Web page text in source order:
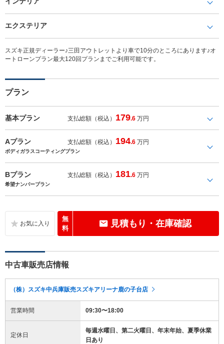
エクステリア
スズキ正規ディーラー♪三田アウトレットより車で10分のところにあります♪オ
ートローンプラン最大120回プランまでご利用可能です。
プラン
基本プラン 支払総額（税込） 179.6 万円
Aプラン 支払総額（税込） 194.6 万円
ボディガラスコーティングプラン
Bプラン 支払総額（税込） 181.6 万円
希望ナンバープラン
無
料
見積もり・在庫確認
中古車販売店情報
（株）スズキ中兵庫販売スズキアリーナ鹿の子台店
営業時間 09:30〜18:00
定休日
毎週水曜日、第二火曜日、年末年始、夏季休業
日あり